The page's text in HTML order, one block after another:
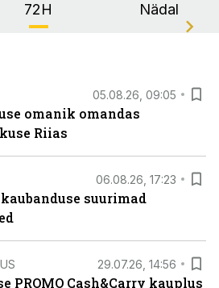
72H Nädal
05.08.26, 09:05
omanik omandas
Riias
06.08.26, 17:23
kaubanduse suurimad
29.07.26, 14:56
PROMO Cash&Carry kauplus